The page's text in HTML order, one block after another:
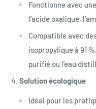
Fonctionne avec
l’acide oxalique,
Compatible avec
isopropylique à 91
purifié ou l'eau
Solution écologique
Idéal pour les